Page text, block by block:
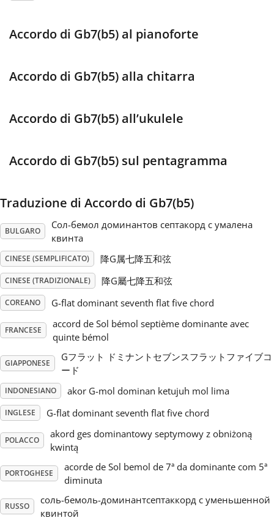
한국어
हिन्दी
Italiano
Português
Русский
Svenska
Tiếng Việt
Türkçe
简体中文
繁體中文
Accordo di Gb7(b5) al pianoforte
Accordo di Gb7(b5) alla chitarra
Accordo di Gb7(b5) all’ukulele
Accordo di Gb7(b5) sul pentagramma
Traduzione di Accordo di Gb7(b5)
BULGARO
Сол-бемол доминантов септакорд с умалена
квинта
CINESE (SEMPLIFICATO) 降G属七降五和弦
CINESE (TRADIZIONALE) 降G屬七降五和弦
COREANO G-flat dominant seventh flat five chord
FRANCESE
accord de Sol bémol septième dominante avec
quinte bémol
GIAPPONESE
Gフラット ドミナントセブンスフラットファイブコ
ード
INDONESIANO akor G-mol dominan ketujuh mol lima
INGLESE G-flat dominant seventh flat five chord
POLACCO
akord ges dominantowy septymowy z obniżoną
kwintą
PORTOGHESE
acorde de Sol bemol de 7ª da dominante com 5ª
diminuta
RUSSO
соль-бемоль-доминантсептаккорд с уменьшенной
квинтой